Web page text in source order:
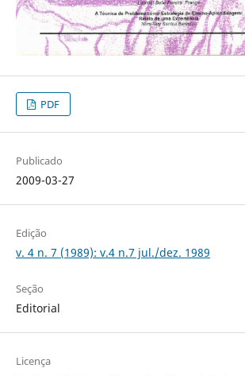
PDF
Publicado
2009-03-27
Edição
v. 4 n. 7 (1989): v.4 n.7 jul./dez. 1989
Seção
Editorial
Licença